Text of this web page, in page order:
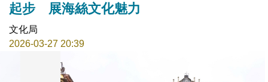
起步 展海絲文化魅力
文化局
2026-03-27 20:39